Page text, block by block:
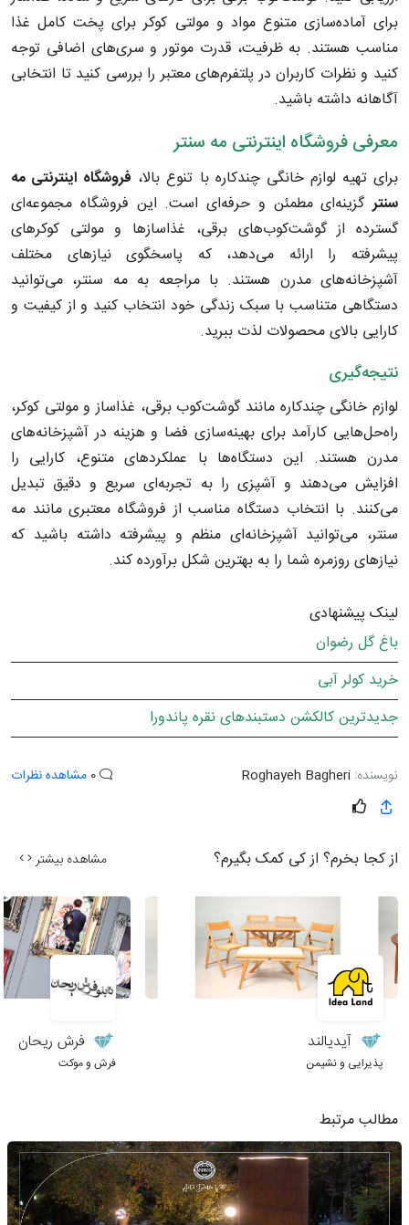
برای آماده‌سازی متنوع مواد و مولتی کوکر برای پخت کامل غذا
مناسب هستند. به ظرفیت، قدرت موتور و سری‌های اضافی توجه
کنید و نظرات کاربران در پلتفرم‌های معتبر را بررسی کنید تا انتخابی
آگاهانه داشته باشید.
معرفی فروشگاه اینترنتی مه سنتر
برای تهیه لوازم خانگی چندکاره با تنوع بالا، فروشگاه اینترنتی مه
سنترگزینه‌ای مطمئن و حرفه‌ای است. این فروشگاه مجموعه‌ای
گسترده از گوشت‌کوب‌های برقی، غذاسازها و مولتی کوکرهای
پیشرفته را ارائه می‌دهد، که پاسخگوی نیازهای مختلف
آشپزخانه‌های مدرن هستند. با مراجعه به مه سنتر، می‌توانید
دستگاهی متناسب با سبک زندگی خود انتخاب کنید و از کیفیت و
کارایی بالای محصولات لذت ببرید.
نتیجه‌گیری
لوازم خانگی چندکاره مانند گوشت‌کوب برقی، غذاساز و مولتی کوکر،
راه‌حل‌هایی کارآمد برای بهینه‌سازی فضا و هزینه در آشپزخانه‌های
مدرن هستند. این دستگاه‌ها با عملکردهای متنوع، کارایی را
افزایش می‌دهند و آشپزی را به تجربه‌ای سریع و دقیق تبدیل
می‌کنند. با انتخاب دستگاه مناسب از فروشگاه معتبری مانند مه
سنتر، می‌توانید آشپزخانه‌ای منظم و پیشرفته داشته باشید که
نیازهای روزمره شما را به بهترین شکل برآورده کند.
لینک پیشنهادی
باغ گل رضوان
خرید کولر آبی
جدیدترین کالکشن دستبندهای نقره پاندورا
نویسنده: Roghayeh Bagheri مشاهده نظرات
از کجا بخرم؟ از کی کمک بگیرم؟ مشاهده بیشتر
آیدیالند
پذیرایی و نشیمن
فرش ریحان
فرش و موکت
مطالب مرتبط